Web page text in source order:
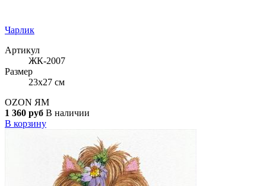
Чарлик
Артикул
ЖК-2007
Размер
23x27 см
OZON ЯМ
1 360 руб В наличии
В корзину